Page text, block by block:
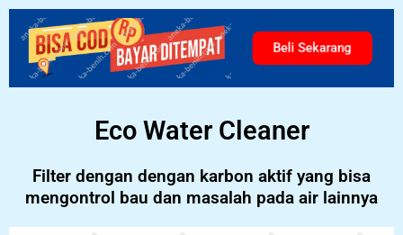
Beli Sekarang
Eco Water Cleaner
Filter dengan dengan karbon aktif yang bisa
mengontrol bau dan masalah pada air lainnya